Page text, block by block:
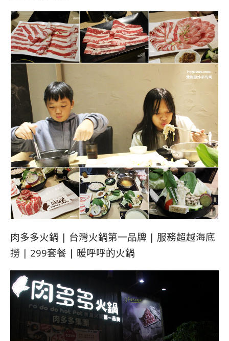
肉多多火鍋 | 台灣火鍋第一品牌 | 服務超越海底
撈 | 299套餐 | 暖呼呼的火鍋